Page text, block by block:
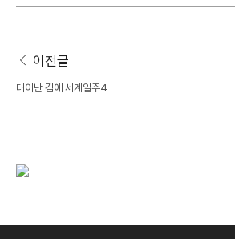
이전글
태어난 김에 세계일주4